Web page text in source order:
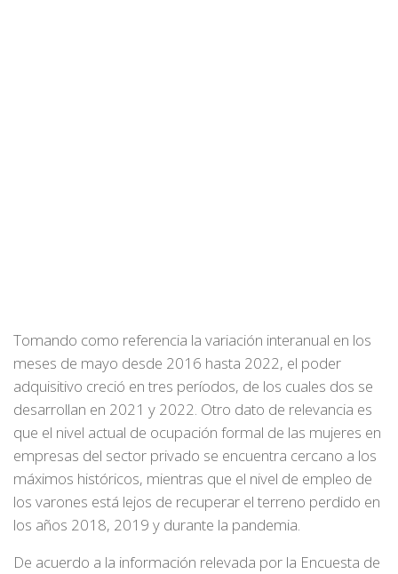
Tomando como referencia la variación interanual en los
meses de mayo desde 2016 hasta 2022, el poder
adquisitivo creció en tres períodos, de los cuales dos se
desarrollan en 2021 y 2022. Otro dato de relevancia es
que el nivel actual de ocupación formal de las mujeres en
empresas del sector privado se encuentra cercano a los
máximos históricos, mientras que el nivel de empleo de
los varones está lejos de recuperar el terreno perdido en
los años 2018, 2019 y durante la pandemia.
De acuerdo a la información relevada por la Encuesta de